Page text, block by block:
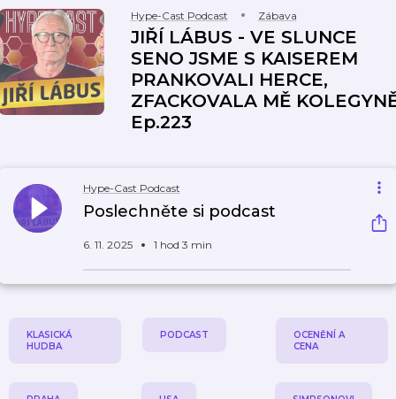
Hype-Cast Podcast Zábava
JIŘÍ LÁBUS - VE SLUNCE
SENO JSME S KAISEREM
PRANKOVALI HERCE,
ZFACKOVALA MĚ
Ep.223
Hype-Cast Podcast
Poslechněte si podcast
6. 11. 2025 1 hod 3 min
KLASICKÁ
HUDBA
PODCAST
OCENĚNÍ A
CENA